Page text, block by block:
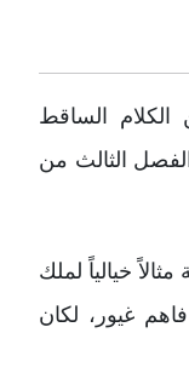
الكلام الساقط
الثالث من
خيالياً لملك
غيور، لكان